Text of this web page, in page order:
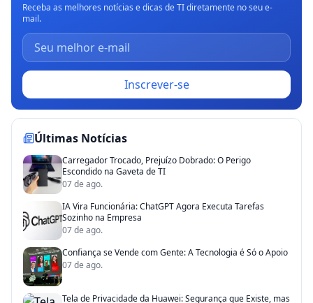
Receba as melhores notícias e dicas de TI diretamente no seu e-
mail.
Inscrever-se
Últimas Notícias
Carregador Trocado, Prejuízo Dobrado: O Perigo
Escondido na Gaveta de TI
07 de ago.
IA Vira Funcionária: ChatGPT Agora Executa Tarefas
Sozinho na Empresa
07 de ago.
Confiança se Vende com Gente: A Tecnologia é Só o Apoio
07 de ago.
Tela de Privacidade da Huawei: Segurança que Existe, mas